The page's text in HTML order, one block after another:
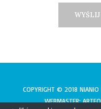
COPYRIGHT © 2018 NIANIO
WEBMASTER: